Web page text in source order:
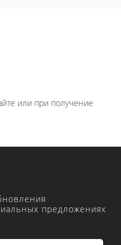
или при получение
предложениях